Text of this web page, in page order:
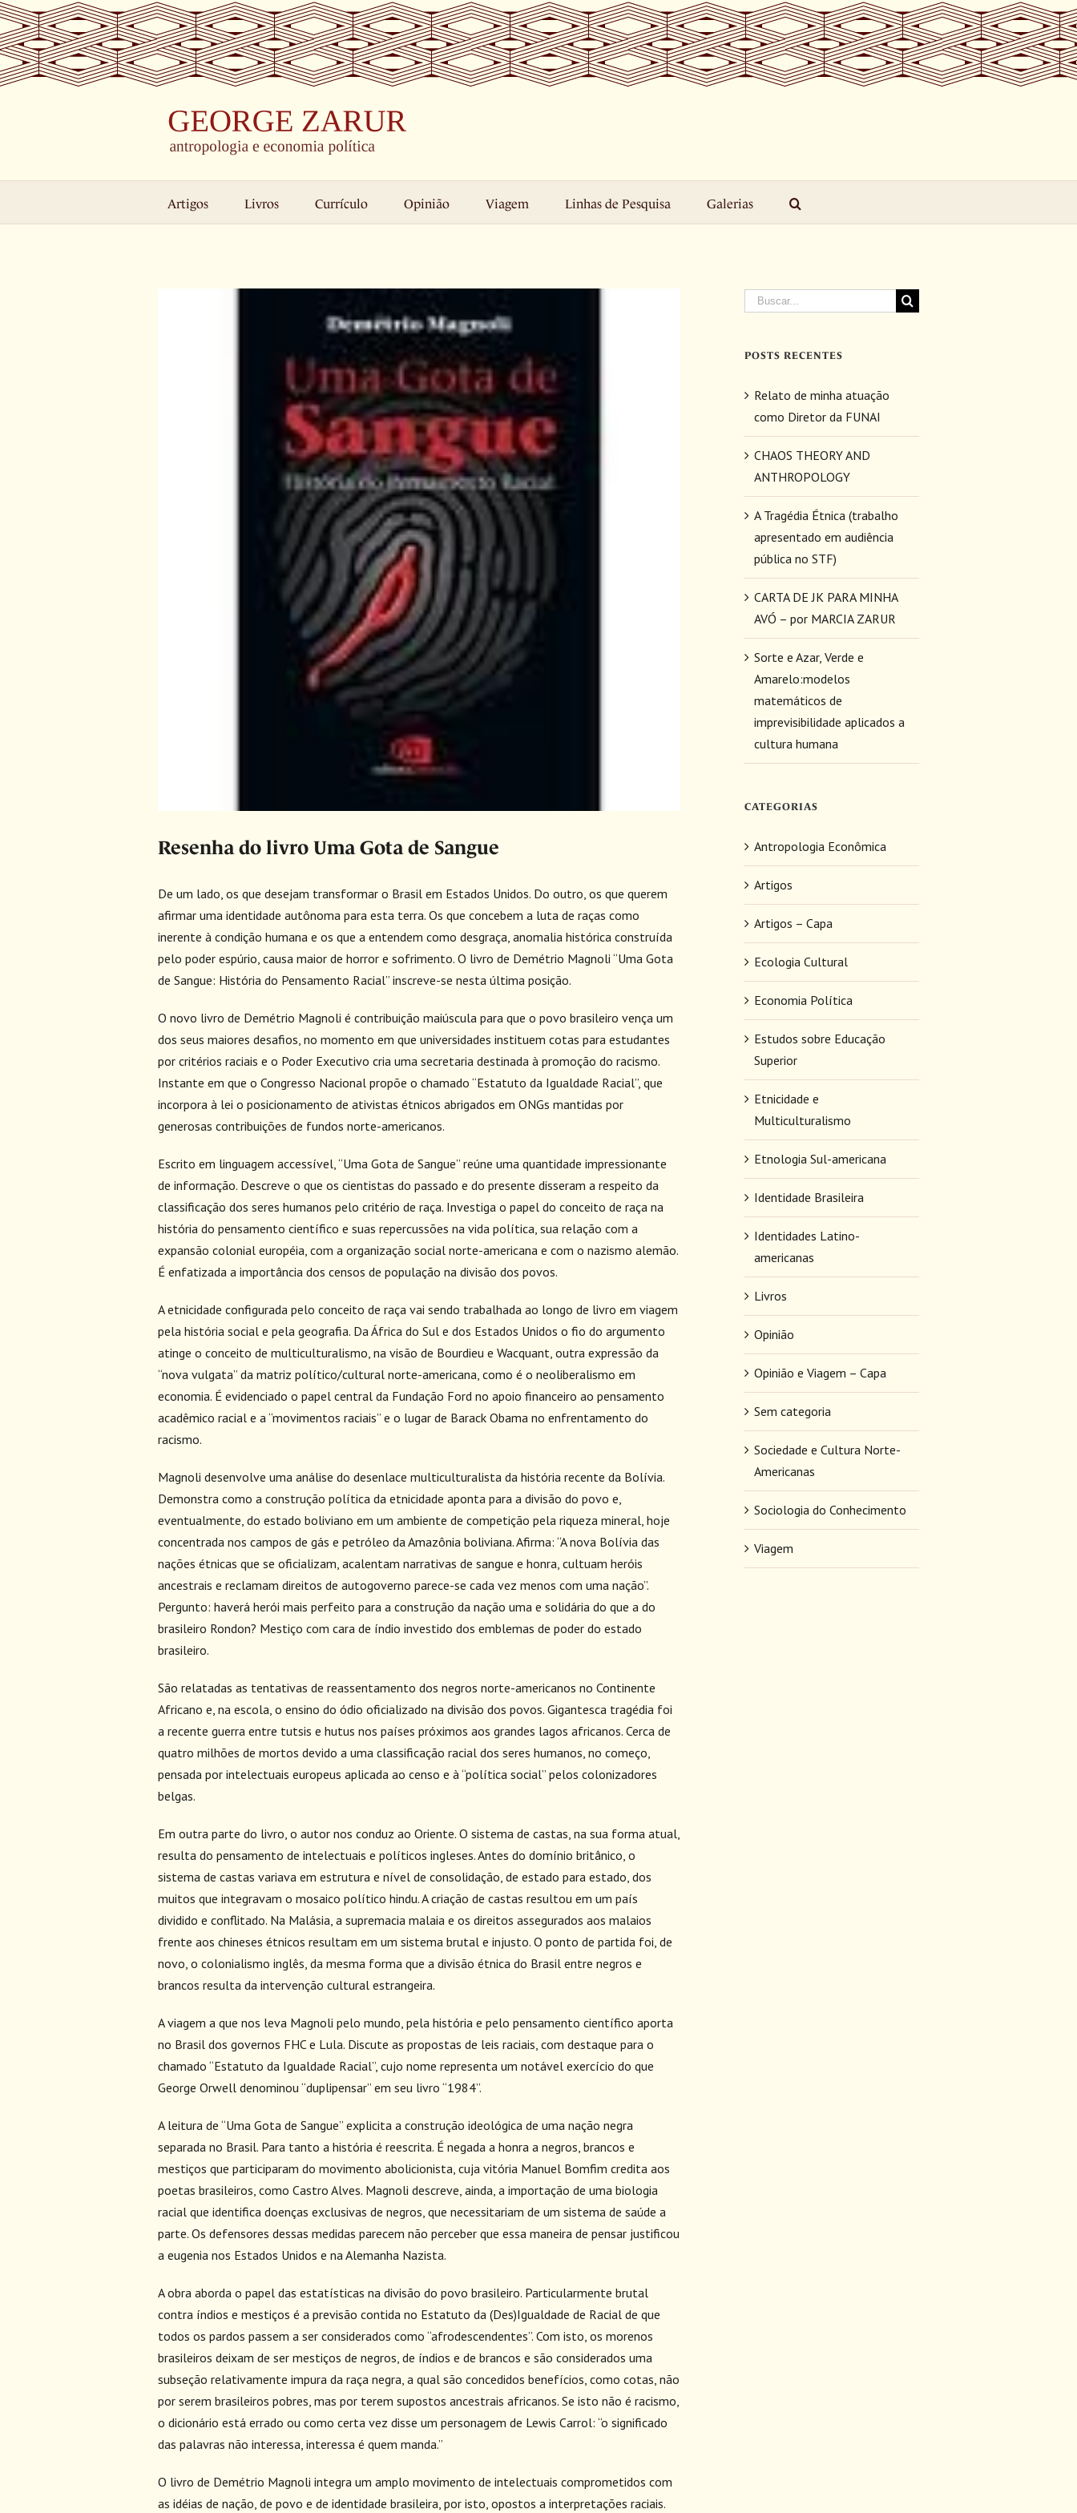
Skip
to
content
Artigos Livros Currículo Opinião Viagem Linhas de Pesquisa Galerias
Resenha do livro Uma Gota de Sangue
De um lado, os que desejam transformar o Brasil em Estados Unidos. Do outro, os que querem
afirmar uma identidade autônoma para esta terra. Os que concebem a luta de raças como
inerente à condição humana e os que a entendem como desgraça, anomalia histórica construída
pelo poder espúrio, causa maior de horror e sofrimento. O livro de Demétrio Magnoli “Uma Gota
de Sangue: História do Pensamento Racial” inscreve-se nesta última posição.
O novo livro de Demétrio Magnoli é contribuição maiúscula para que o povo brasileiro vença um
dos seus maiores desafios, no momento em que universidades instituem cotas para estudantes
por critérios raciais e o Poder Executivo cria uma secretaria destinada à promoção do racismo.
Instante em que o Congresso Nacional propõe o chamado “Estatuto da Igualdade Racial”, que
incorpora à lei o posicionamento de ativistas étnicos abrigados em ONGs mantidas por
generosas contribuições de fundos norte-americanos.
Escrito em linguagem accessível, “Uma Gota de Sangue” reúne uma quantidade impressionante
de informação. Descreve o que os cientistas do passado e do presente disseram a respeito da
classificação dos seres humanos pelo critério de raça. Investiga o papel do conceito de raça na
história do pensamento científico e suas repercussões na vida política, sua relação com a
expansão colonial européia, com a organização social norte-americana e com o nazismo alemão.
É enfatizada a importância dos censos de população na divisão dos povos.
A etnicidade configurada pelo conceito de raça vai sendo trabalhada ao longo de livro em viagem
pela história social e pela geografia. Da África do Sul e dos Estados Unidos o fio do argumento
atinge o conceito de multiculturalismo, na visão de Bourdieu e Wacquant, outra expressão da
“nova vulgata” da matriz político/cultural norte-americana, como é o neoliberalismo em
economia. É evidenciado o papel central da Fundação Ford no apoio financeiro ao pensamento
acadêmico racial e a “movimentos raciais” e o lugar de Barack Obama no enfrentamento do
racismo.
Magnoli desenvolve uma análise do desenlace multiculturalista da história recente da Bolívia.
Demonstra como a construção política da etnicidade aponta para a divisão do povo e,
eventualmente, do estado boliviano em um ambiente de competição pela riqueza mineral, hoje
concentrada nos campos de gás e petróleo da Amazônia boliviana. Afirma: “A nova Bolívia das
nações étnicas que se oficializam, acalentam narrativas de sangue e honra, cultuam heróis
ancestrais e reclamam direitos de autogoverno parece-se cada vez menos com uma nação”.
Pergunto: haverá herói mais perfeito para a construção da nação uma e solidária do que a do
brasileiro Rondon? Mestiço com cara de índio investido dos emblemas de poder do estado
brasileiro.
São relatadas as tentativas de reassentamento dos negros norte-americanos no Continente
Africano e, na escola, o ensino do ódio oficializado na divisão dos povos. Gigantesca tragédia foi
a recente guerra entre tutsis e hutus nos países próximos aos grandes lagos africanos. Cerca de
quatro milhões de mortos devido a uma classificação racial dos seres humanos, no começo,
pensada por intelectuais europeus aplicada ao censo e à “política social” pelos colonizadores
belgas.
Em outra parte do livro, o autor nos conduz ao Oriente. O sistema de castas, na sua forma atual,
resulta do pensamento de intelectuais e políticos ingleses. Antes do domínio britânico, o
sistema de castas variava em estrutura e nível de consolidação, de estado para estado, dos
muitos que integravam o mosaico político hindu. A criação de castas resultou em um país
dividido e conflitado. Na Malásia, a supremacia malaia e os direitos assegurados aos malaios
frente aos chineses étnicos resultam em um sistema brutal e injusto. O ponto de partida foi, de
novo, o colonialismo inglês, da mesma forma que a divisão étnica do Brasil entre negros e
brancos resulta da intervenção cultural estrangeira.
A viagem a que nos leva Magnoli pelo mundo, pela história e pelo pensamento científico aporta
no Brasil dos governos FHC e Lula. Discute as propostas de leis raciais, com destaque para o
chamado “Estatuto da Igualdade Racial”, cujo nome representa um notável exercício do que
George Orwell denominou “duplipensar” em seu livro “1984”.
A leitura de “Uma Gota de Sangue” explicita a construção ideológica de uma nação negra
separada no Brasil. Para tanto a história é reescrita. É negada a honra a negros, brancos e
mestiços que participaram do movimento abolicionista, cuja vitória Manuel Bomfim credita aos
poetas brasileiros, como Castro Alves. Magnoli descreve, ainda, a importação de uma biologia
racial que identifica doenças exclusivas de negros, que necessitariam de um sistema de saúde a
parte. Os defensores dessas medidas parecem não perceber que essa maneira de pensar justificou
a eugenia nos Estados Unidos e na Alemanha Nazista.
A obra aborda o papel das estatísticas na divisão do povo brasileiro. Particularmente brutal
contra índios e mestiços é a previsão contida no Estatuto da (Des)Igualdade de Racial de que
todos os pardos passem a ser considerados como “afrodescendentes”. Com isto, os morenos
brasileiros deixam de ser mestiços de negros, de índios e de brancos e são considerados uma
subseção relativamente impura da raça negra, a qual são concedidos benefícios, como cotas, não
por serem brasileiros pobres, mas por terem supostos ancestrais africanos. Se isto não é racismo,
o dicionário está errado ou como certa vez disse um personagem de Lewis Carrol: “o significado
das palavras não interessa, interessa é quem manda.”
O livro de Demétrio Magnoli integra um amplo movimento de intelectuais comprometidos com
as idéias de nação, de povo e de identidade brasileira, por isto, opostos a interpretações raciais.
Buscar
POSTS RECENTES
Relato de minha atuação
como Diretor da FUNAI
CHAOS THEORY AND
ANTHROPOLOGY
A Tragédia Étnica (trabalho
apresentado em audiência
pública no STF)
CARTA DE JK PARA MINHA
AVÓ – por MARCIA ZARUR
Sorte e Azar, Verde e
Amarelo:modelos
matemáticos de
imprevisibilidade aplicados a
cultura humana
CATEGORIAS
Antropologia Econômica
Artigos
Artigos – Capa
Ecologia Cultural
Economia Política
Estudos sobre Educação
Superior
Etnicidade e
Multiculturalismo
Etnologia Sul-americana
Identidade Brasileira
Identidades Latino-
americanas
Livros
Opinião
Opinião e Viagem – Capa
Sem categoria
Sociedade e Cultura Norte-
Americanas
Sociologia do Conhecimento
Viagem